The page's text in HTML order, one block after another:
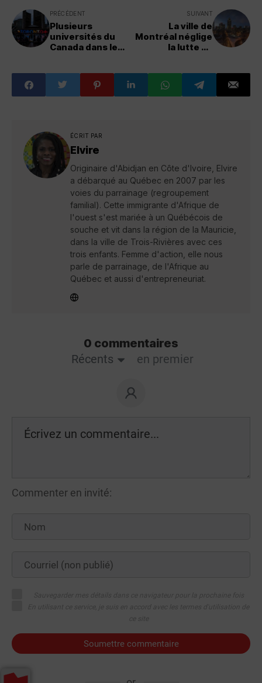
PRÉCÉDENT
Plusieurs
universités du
Canada dans le
universités
SUIVANT
La ville de
Montréal néglige
la lutte au
ÉCRIT PAR
Elvire
Originaire d'Abidjan en Côte d'Ivoire, Elvire
a débarqué au Québec en 2007 par les
voies du parrainage (regroupement
familial). Cette immigrante d'Afrique de
l'ouest s'est mariée à un Québécois de
souche et vit dans la région de la Mauricie,
dans la ville de Trois-Rivières avec ces
trois enfants. Femme d'action, elle nous
parle de parrainage, de l'Afrique au
Québec et aussi d'entrepreneuriat.
0 commentaires
Récents
en premier
Commenter en invité:
Soumettre commentaire